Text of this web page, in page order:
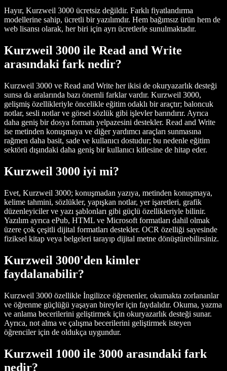
Hayır, Kurzweil 3000 ücretsiz değildir. Farklı fiyatlandırma
modellerine sahip, ücretli bir yazılımdır. Hem bağımsız ürün hem de
web lisansı olarak, her biri için ayrı ücretlerle sunulmaktadır.
Kurzweil 3000 ile Read and Write
arasındaki fark nedir?
Kurzweil 3000 ve Read and Write her ikisi de okuryazarlık desteği
sunsa da aralarında bazı önemli farklar vardır. Kurzweil 3000,
gelişmiş özellikleriyle öncelikle eğitim odaklı bir araçtır; baloncuk
notlar, sesli notlar ve görsel sözlük gibi işlevler barındırır. Ayrıca
daha geniş bir dosya formatı yelpazesini destekler. Read and Write
ise metinden konuşmaya ve diğer yardımcı araçları sunmasına
rağmen daha basit, sade ve kullanıcı dostudur; bu nedenle eğitim
sektörü dışındaki daha geniş bir kullanıcı kitlesine de hitap eder.
Kurzweil 3000 iyi mi?
Evet, Kurzweil 3000; konuşmadan yazıya, metinden konuşmaya,
kelime tahmini, sözlükler, yapışkan notlar, yer işaretleri, grafik
düzenleyiciler ve yazı şablonları gibi güçlü özellikleriyle bilinir.
Yazılım ayrıca ePub, HTML ve Microsoft formatları dahil olmak
üzere çok çeşitli dijital formatları destekler. OCR özelliği sayesinde
fiziksel kitap veya belgeleri tarayıp dijital metne dönüştürebilirsiniz.
Kurzweil 3000'den kimler
faydalanabilir?
Kurzweil 3000 özellikle İngilizce öğrenenler, okumakta zorlananlar
ve öğrenme güçlüğü yaşayan bireyler için faydalıdır. Okuma, yazma
ve anlama becerilerini geliştirmek için okuryazarlık desteği sunar.
Ayrıca, not alma ve çalışma becerilerini geliştirmek isteyen
öğrenciler için de oldukça uygundur.
Kurzweil 1000 ile 3000 arasındaki fark
nedir?